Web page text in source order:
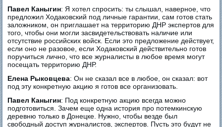
Павел Каныгин: Я хотел спросить: ты слышал, наверное, что
предложил Ходаковский под личные гарантии, сам готов стать
заложником, он приглашает на территорию ДНР экспертов для
того, чтобы они могли засвидетельствовать наличие или
отсутствие российских войск. Если это предложение действует,
если оно не разовое, если Ходаковский действительно готов
поручиться лично, что все журналисты в любое время могут
посещать территорию ДНР.
Елена Рыковцева: Он не сказал все в любое, он сказал: вот
под эту конкретную акцию я готов все организовать.
Павел Каныгин: Под конкретную акцию всегда можно
подготовиться. Зачем еще одна история про потемкинскую
деревню только в Донецке. Нужно, чтобы везде был
свободный доступ журналистов, экспертов. Пусть это будут не